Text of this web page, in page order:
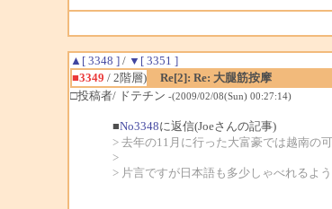
▲[ 3348 ]/ ▼[ 3351 ]
■3349 / 2階層)
Re[2]: Re: 大腿筋按摩
□投稿者/ ドテチン -(2009/02/08(Sun) 00:27:14)
■No3348に返信(Joeさんの記事)
> 去年の11月に行った大富豪では越南の
>
> 片言ですが日本語も多少しゃべれるよう